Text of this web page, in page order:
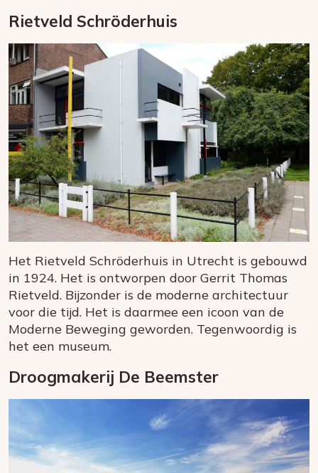
Rietveld Schröderhuis
Het Rietveld Schröderhuis in Utrecht is gebouwd
in 1924. Het is ontworpen door Gerrit Thomas
Rietveld. Bijzonder is de moderne architectuur
voor die tijd. Het is daarmee een icoon van de
Moderne Beweging geworden. Tegenwoordig is
het een museum.
Droogmakerij De Beemster